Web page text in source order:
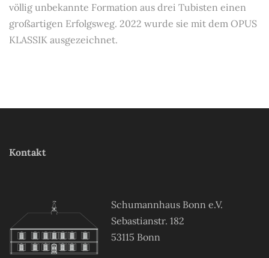
völlig unbekannte Formation aus drei Tubisten einen
großartigen Erfolgsweg. 2022 wurde sie mit dem OPUS
KLASSIK ausgezeichnet.
Kontakt
Schumannhaus Bonn e.V.
Sebastianstr. 182
53115 Bonn